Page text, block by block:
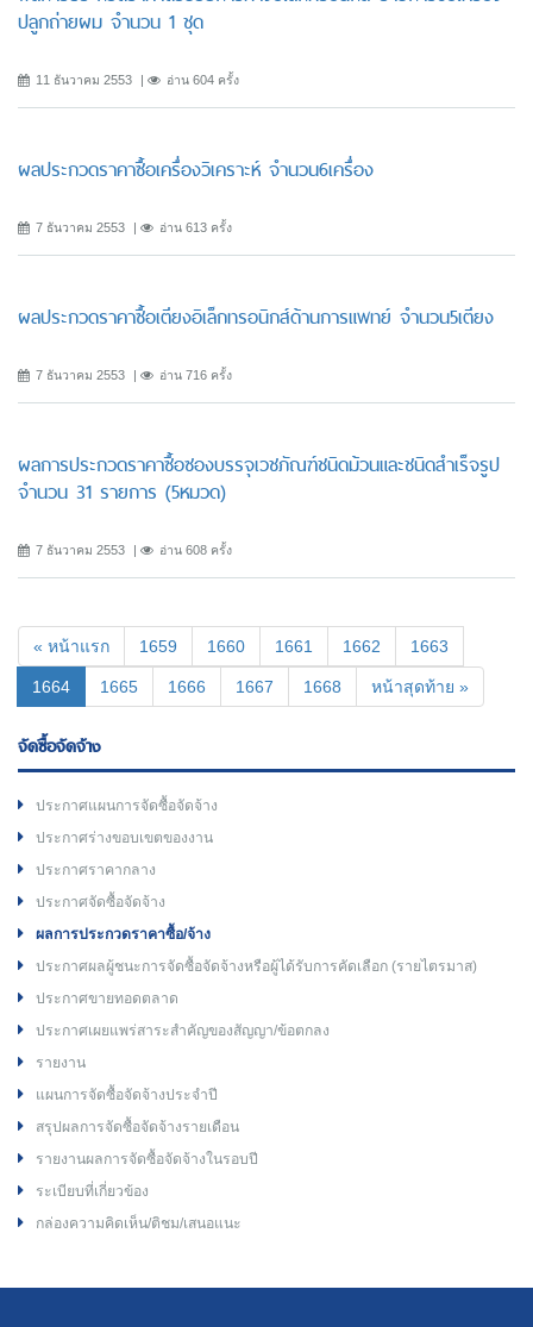
ปลูกถ่ายผม จำนวน 1 ชุด
11 ธันวาคม 2553 อ่าน 604 ครั้ง
ผลประกวดราคาซื้อเครื่องวิเคราะห์ จำนวน6เครื่อง
7 ธันวาคม 2553 อ่าน 613 ครั้ง
ผลประกวดราคาซื้อเตียงอิเล็กทรอนิกส์ด้านการแพทย์ จำนวน5เตียง
7 ธันวาคม 2553 อ่าน 716 ครั้ง
ผลการประกวดราคาซื้อซองบรรจุเวชภัณฑ์ชนิดม้วนและชนิดสำเร็จรูป
จำนวน 31 รายการ (5หมวด)
7 ธันวาคม 2553 อ่าน 608 ครั้ง
« หน้าแรก 1659 1660 1661 1662 1663
1664(current)
1665 1666 1667 1668 หน้าสุดท้าย »
จัดซื้อจัดจ้าง
ประกาศแผนการจัดซื้อจัดจ้าง
ประกาศร่างขอบเขตของงาน
ประกาศราคากลาง
ประกาศจัดซื้อจัดจ้าง
ผลการประกวดราคาซื้อ/จ้าง
ประกาศผลผู้ชนะการจัดซื้อจัดจ้างหรือผู้ได้รับการคัดเลือก (รายไตรมาส)
ประกาศขายทอดตลาด
ประกาศเผยแพร่สาระสำคัญของสัญญา/ข้อตกลง
รายงาน
แผนการจัดซื้อจัดจ้างประจำปี
สรุปผลการจัดซื้อจัดจ้างรายเดือน
รายงานผลการจัดซื้อจัดจ้างในรอบปี
ระเบียบที่เกี่ยวข้อง
กล่องความคิดเห็น/ติชม/เสนอแนะ